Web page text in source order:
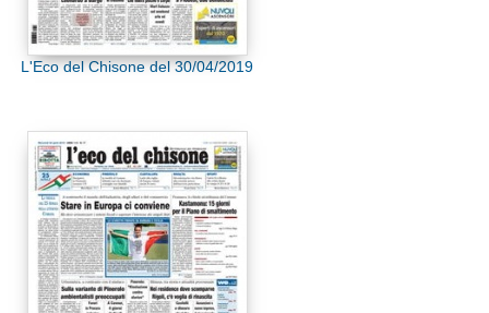
L'Eco del Chisone del 30/04/2019